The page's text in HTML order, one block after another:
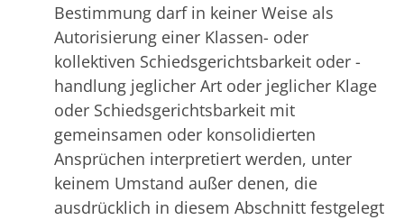
Bestimmung darf in keiner Weise als
Autorisierung einer Klassen- oder
kollektiven Schiedsgerichtsbarkeit oder -
handlung jeglicher Art oder jeglicher Klage
oder Schiedsgerichtsbarkeit mit
gemeinsamen oder konsolidierten
Ansprüchen interpretiert werden, unter
keinem Umstand außer denen, die
ausdrücklich in diesem Abschnitt festgelegt